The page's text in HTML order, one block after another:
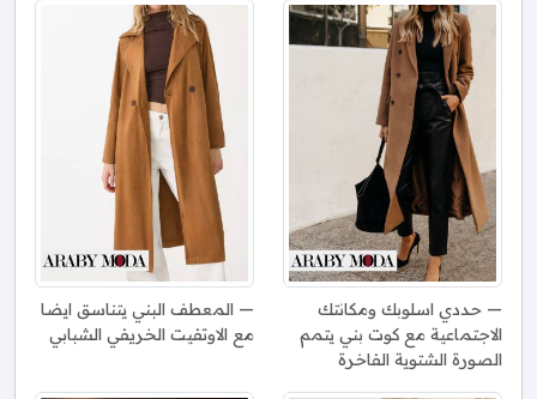
حددي اسلوبك ومكانتك
الاجتماعية مع كوت بني يتمم
الصورة الشتوية الفاخرة
المعطف البني يتناسق ايضا
مع الاوتفيت الخريفي الشبابي